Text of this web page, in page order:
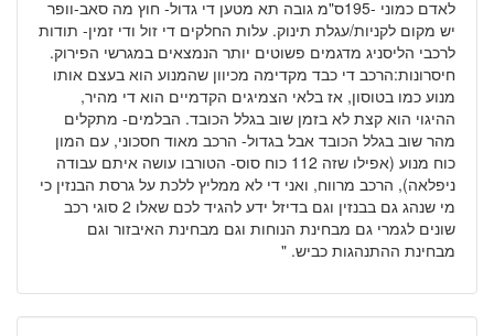
לאדם כמוני -195ס"מ גובה תא מטען די גדול- חוץ מה סאב-וופר
יש מקום לקניות/עגלת תינוק. עלות החלקים די זול ודי זמין- תודות
לרכבי הליסניג מדגמים פשוטים יותר הנמצאים במגרשי הפירוק.
חיסרונות:הרכב די כבד מקדימה מכיוון שהמנוע הוא בעצם אותו
מנוע כמו בטוסון, אז בלאי הצמיגים הקדמיים הוא די מהיר,
ההיגוי הוא קצת לא בזמן שוב בגלל הכובד. הבלמים- מתקלים
מהר שוב בגלל הכובד אבל בגדול- הרכב מאוד חסכוני, עם המון
כוח מנוע (אפילו שזה 112 כוח סוס- הטורבו עושה איתם עבודה
ניפלאה), הרכב מרווח, ואני די לא ממליץ ללכת על גרסת הבנזין כי
מי שנהג גם בבנזין וגם בדיזל ידע להגיד לכם שאלו 2 סוגי רכב
שונים לגמרי גם מבחינת הנוחות וגם מבחינת האיבזור וגם
מבחינת ההתנהגות כביש. "